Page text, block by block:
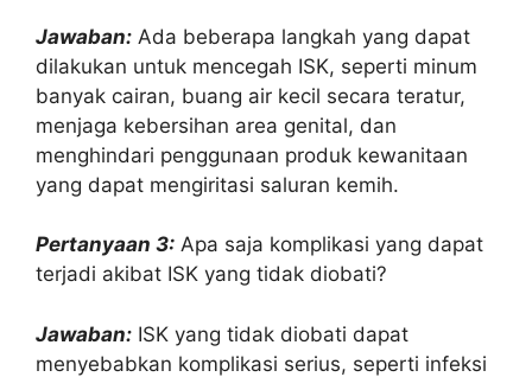
Jawaban: Ada beberapa langkah yang dapat
dilakukan untuk mencegah ISK, seperti minum
banyak cairan, buang air kecil secara teratur,
menjaga kebersihan area genital, dan
menghindari penggunaan produk kewanitaan
yang dapat mengiritasi saluran kemih.
Pertanyaan 3: Apa saja komplikasi yang dapat
terjadi akibat ISK yang tidak diobati?
Jawaban: ISK yang tidak diobati dapat
menyebabkan komplikasi serius, seperti infeksi